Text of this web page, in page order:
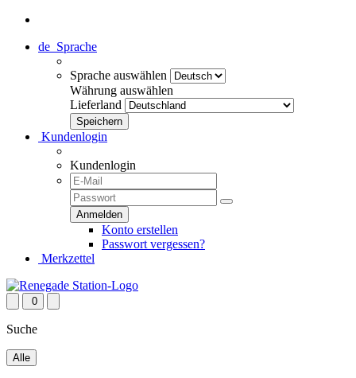
de Sprache
Sprache auswählen
Währung auswählen
Lieferland
Kundenlogin
Kundenlogin
Konto erstellen
Passwort vergessen?
Merkzettel
0
Suche
Alle